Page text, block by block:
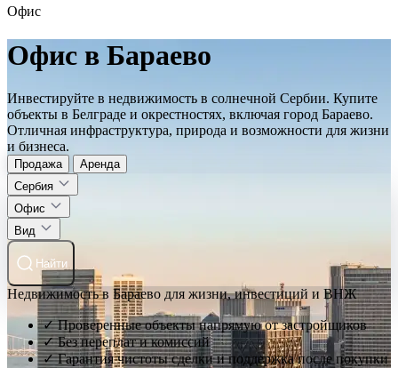
Офис
Офис в Бараево
Инвестируйте в недвижимость в солнечной Сербии. Купите
объекты в Белграде и окрестностях, включая город Бараево.
Отличная инфраструктура, природа и возможности для жизни
и бизнеса.
Продажа
Аренда
Сербия
Офис
Вид
Найти
Недвижимость в Бараево для жизни, инвестиций и ВНЖ
✓ Проверенные объекты напрямую от застройщиков
✓ Без переплат и комиссий
✓ Гарантия чистоты сделки и поддержка после покупки